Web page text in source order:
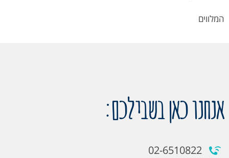
המלווים
אנחנו כאן בשבילכם:
02-6510822